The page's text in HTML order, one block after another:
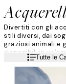
Divertiti con gli
stili diversi, dai
graziosi animali e
disponibili in
collezione
Leggi di piùTutte le